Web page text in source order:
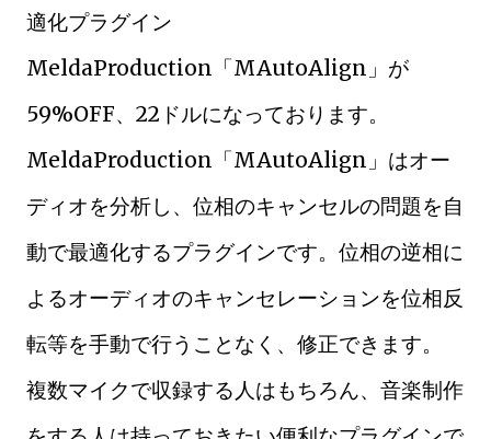
適化プラグイン
MeldaProduction「MAutoAlign」が
59%OFF、22ドルになっております。
MeldaProduction「MAutoAlign」はオー
ディオを分析し、位相のキャンセルの問題を自
動で最適化するプラグインです。位相の逆相に
よるオーディオのキャンセレーションを位相反
転等を手動で行うことなく、修正できます。
複数マイクで収録する人はもちろん、音楽制作